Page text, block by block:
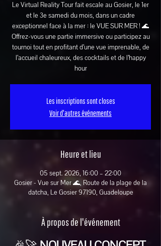
Le Virtual Reality Tour fait escale au Gosier, le 1er
et le 3e samedi du mois, dans un cadre
exceptionnel face à la mer : le VUE SUR MER ! 🌊
Offrez-vous une partie immersive ou participez au
tournoi tout en profitant d’une vue imprenable, de
l’accueil chaleureux, des cocktails et de l’happy
hour
Les inscriptions sont closes
Voir d'autres événements
Heure et lieu
05 sept. 2026, 16:00 – 22:00
Gosier - Vue sur Mer 🌊, Route de la plage de la
datcha, Le Gosier 97190, Guadeloupe
À propos de l'événement